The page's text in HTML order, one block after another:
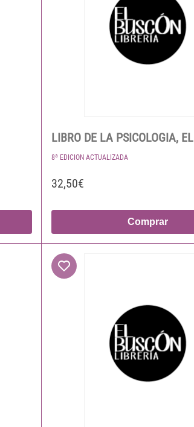
LIBRO DE LA PSICOLOGIA, EL
8ª EDICION ACTUALIZADA
32,50€
Comprar